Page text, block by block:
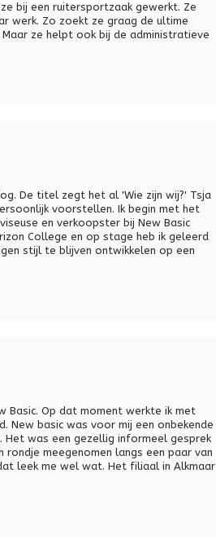
bij een ruitersportzaak gewerkt. Ze
werk. Zo zoekt ze graag de ultime
ze helpt ook bij de administratieve
De titel zegt het al 'Wie zijn wij?' Tsja
voorstellen. Ik begin met het
en verkoopster bij New Basic
College en op stage heb ik geleerd
stijl te blijven ontwikkelen op een
Basic. Op dat moment werkte ik met
New basic was voor mij een onbekende
Het was een gezellig informeel gesprek
meegenomen langs een paar van
leek me wel wat. Het filiaal in Alkmaar